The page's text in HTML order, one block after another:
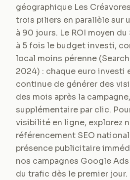
géographique Les
trois piliers en parallèle sur
à 90 jours. Le ROI moyen
à 5 fois le budget investi,
local moins pérenne
2024) : chaque euro investi
continue de générer des
des mois après la
supplémentaire par clic.
visibilité en ligne, explorez
référencement SEO
présence publicitaire
nos campagnes Google
du trafic dès le premier